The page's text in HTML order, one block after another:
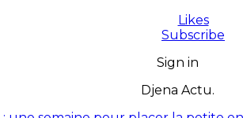
Likes
Subscribe
Sign in
Djena Actu.